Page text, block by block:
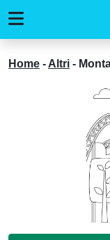
Home - Altri -